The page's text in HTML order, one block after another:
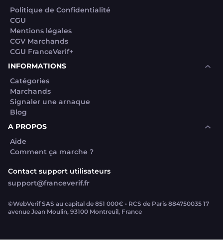
Politique de Confidentialité
CGU
Mentions légales
CGV Marchands
CGU FranceVerif+
INFORMATIONS
Catégories
Marchands
Signaler une arnaque
Blog
A PROPOS
Aide
Comment ça marche ?
Contact support utilisateurs
support@franceverif.fr
©WebVerif SAS au capital de 851 000€ • RCS de Paris 884750035 17
avenue Jean Moulin, 93100 Montreuil, France